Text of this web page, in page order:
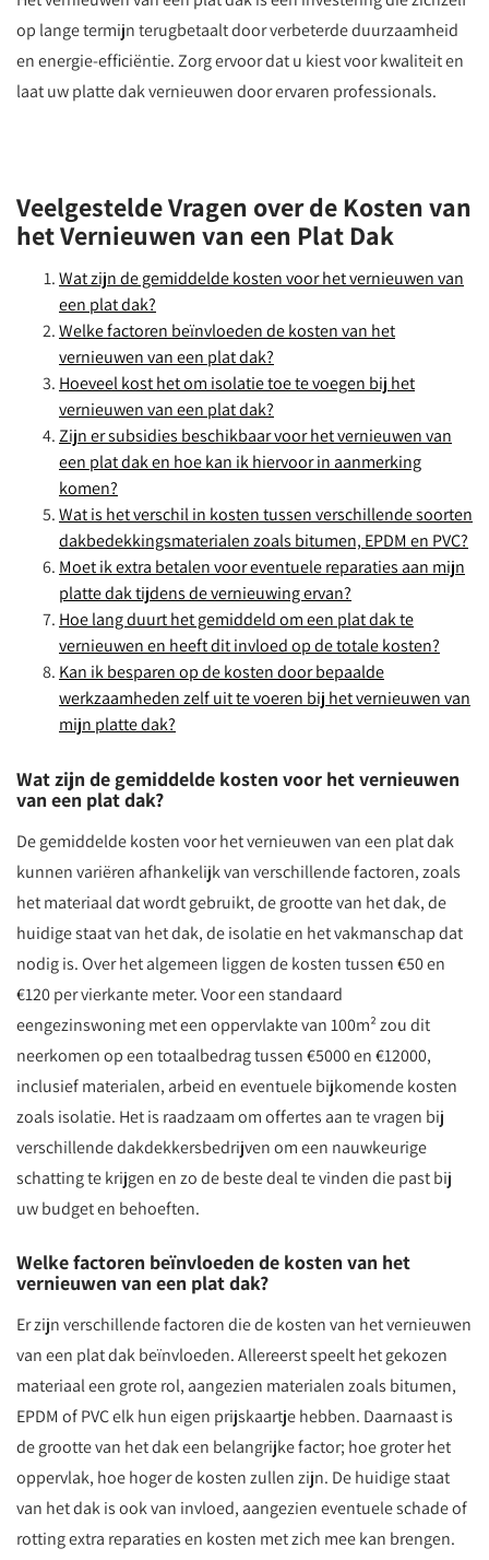
op lange termijn terugbetaalt door verbeterde duurzaamheid
en energie-efficiëntie. Zorg ervoor dat u kiest voor kwaliteit en
laat uw platte dak vernieuwen door ervaren professionals.
Veelgestelde Vragen over de Kosten van
het Vernieuwen van een Plat Dak
Wat zijn de gemiddelde kosten voor het vernieuwen van
een plat dak?
Welke factoren beïnvloeden de kosten van het
vernieuwen van een plat dak?
Hoeveel kost het om isolatie toe te voegen bij het
vernieuwen van een plat dak?
Zijn er subsidies beschikbaar voor het vernieuwen van
een plat dak en hoe kan ik hiervoor in aanmerking
komen?
Wat is het verschil in kosten tussen verschillende soorten
dakbedekkingsmaterialen zoals bitumen, EPDM en PVC?
Moet ik extra betalen voor eventuele reparaties aan mijn
platte dak tijdens de vernieuwing ervan?
Hoe lang duurt het gemiddeld om een plat dak te
vernieuwen en heeft dit invloed op de totale kosten?
Kan ik besparen op de kosten door bepaalde
werkzaamheden zelf uit te voeren bij het vernieuwen van
mijn platte dak?
Wat zijn de gemiddelde kosten voor het vernieuwen
van een plat dak?
De gemiddelde kosten voor het vernieuwen van een plat dak
kunnen variëren afhankelijk van verschillende factoren, zoals
het materiaal dat wordt gebruikt, de grootte van het dak, de
huidige staat van het dak, de isolatie en het vakmanschap dat
nodig is. Over het algemeen liggen de kosten tussen €50 en
€120 per vierkante meter. Voor een standaard
eengezinswoning met een oppervlakte van 100m² zou dit
neerkomen op een totaalbedrag tussen €5000 en €12000,
inclusief materialen, arbeid en eventuele bijkomende kosten
zoals isolatie. Het is raadzaam om offertes aan te vragen bij
verschillende dakdekkersbedrijven om een nauwkeurige
schatting te krijgen en zo de beste deal te vinden die past bij
uw budget en behoeften.
Welke factoren beïnvloeden de kosten van het
vernieuwen van een plat dak?
Er zijn verschillende factoren die de kosten van het vernieuwen
van een plat dak beïnvloeden. Allereerst speelt het gekozen
materiaal een grote rol, aangezien materialen zoals bitumen,
EPDM of PVC elk hun eigen prijskaartje hebben. Daarnaast is
de grootte van het dak een belangrijke factor; hoe groter het
oppervlak, hoe hoger de kosten zullen zijn. De huidige staat
van het dak is ook van invloed, aangezien eventuele schade of
rotting extra reparaties en kosten met zich mee kan brengen.